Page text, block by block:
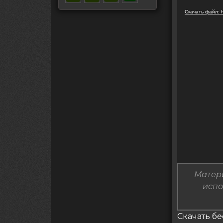
Скачать файл:
Скачать